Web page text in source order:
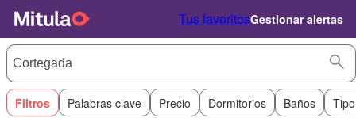
Tus favoritosGestionar alertas
Filtros Palabras clave Precio Dormitorios Baños